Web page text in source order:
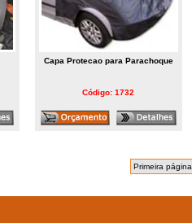
Capa Protecao para Parachoque
Código: 1732
Primeira página